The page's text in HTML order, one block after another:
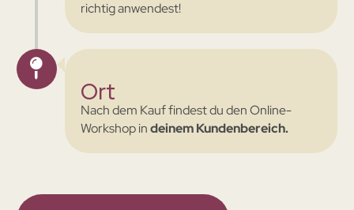
richtig anwendest!
Ort
Nach dem Kauf findest du den Online-
Workshop indeinem Kundenbereich.